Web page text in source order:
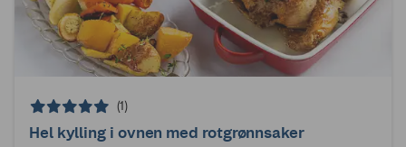
(1)
Hel kylling i ovnen med rotgrønnsaker